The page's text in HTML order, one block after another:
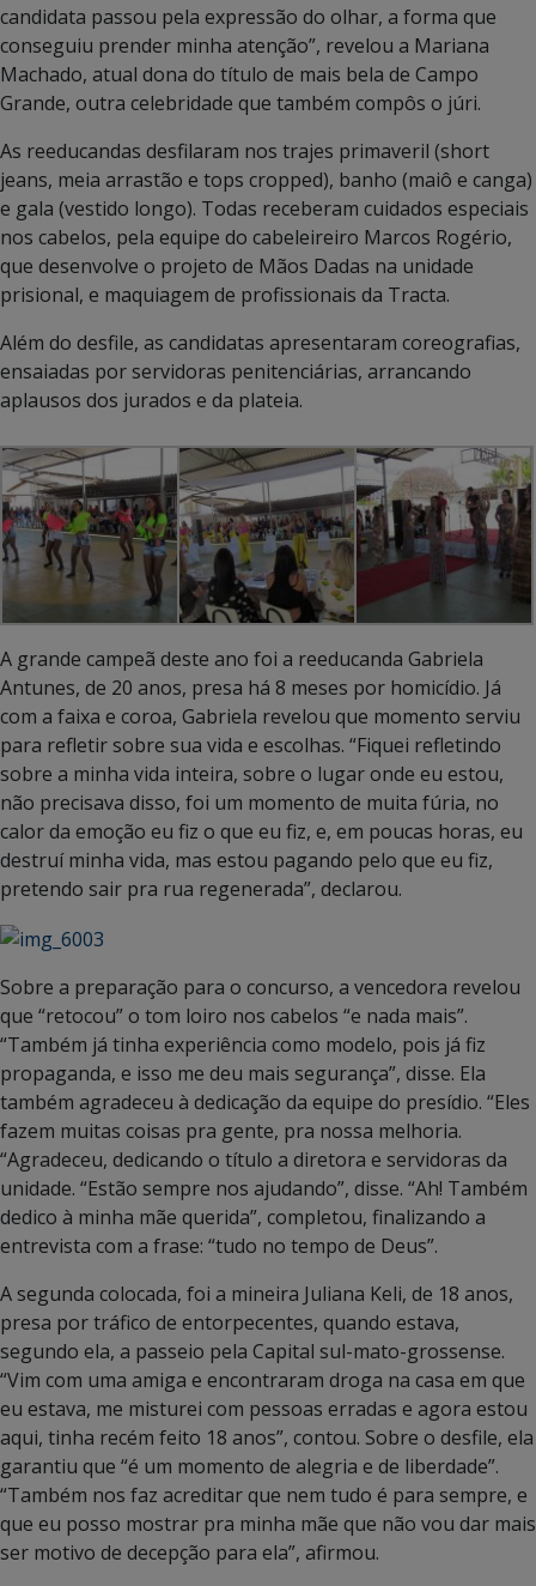
candidata passou pela expressão do olhar, a forma que
conseguiu prender minha atenção”, revelou a Mariana
Machado, atual dona do título de mais bela de Campo
Grande, outra celebridade que também compôs o júri.
As reeducandas desfilaram nos trajes primaveril (short
jeans, meia arrastão e tops cropped), banho (maiô e canga)
e gala (vestido longo). Todas receberam cuidados especiais
nos cabelos, pela equipe do cabeleireiro Marcos Rogério,
que desenvolve o projeto de Mãos Dadas na unidade
prisional, e maquiagem de profissionais da Tracta.
Além do desfile, as candidatas apresentaram coreografias,
ensaiadas por servidoras penitenciárias, arrancando
aplausos dos jurados e da plateia.
A grande campeã deste ano foi a reeducanda Gabriela
Antunes, de 20 anos, presa há 8 meses por homicídio. Já
com a faixa e coroa, Gabriela revelou que momento serviu
para refletir sobre sua vida e escolhas. “Fiquei refletindo
sobre a minha vida inteira, sobre o lugar onde eu estou,
não precisava disso, foi um momento de muita fúria, no
calor da emoção eu fiz o que eu fiz, e, em poucas horas, eu
destruí minha vida, mas estou pagando pelo que eu fiz,
pretendo sair pra rua regenerada”, declarou.
Sobre a preparação para o concurso, a vencedora revelou
que “retocou” o tom loiro nos cabelos “e nada mais”.
“Também já tinha experiência como modelo, pois já fiz
propaganda, e isso me deu mais segurança”, disse. Ela
também agradeceu à dedicação da equipe do presídio. “Eles
fazem muitas coisas pra gente, pra nossa melhoria.
“Agradeceu, dedicando o título a diretora e servidoras da
unidade. “Estão sempre nos ajudando”, disse. “Ah! Também
dedico à minha mãe querida”, completou, finalizando a
entrevista com a frase: “tudo no tempo de Deus”.
A segunda colocada, foi a mineira Juliana Keli, de 18 anos,
presa por tráfico de entorpecentes, quando estava,
segundo ela, a passeio pela Capital sul-mato-grossense.
“Vim com uma amiga e encontraram droga na casa em que
eu estava, me misturei com pessoas erradas e agora estou
aqui, tinha recém feito 18 anos”, contou. Sobre o desfile, ela
garantiu que “é um momento de alegria e de liberdade”.
“Também nos faz acreditar que nem tudo é para sempre, e
que eu posso mostrar pra minha mãe que não vou dar mais
ser motivo de decepção para ela”, afirmou.